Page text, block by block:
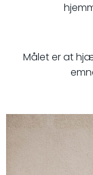
Målet er at